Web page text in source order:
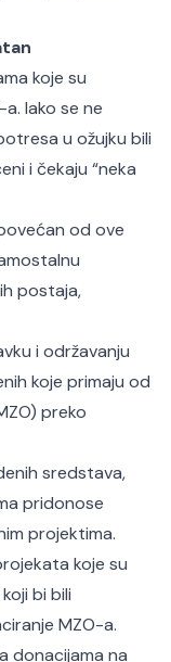
koje su
Iako se ne
u ožujku bili
i čekaju “neka
od ove
postaja,
i održavanju
koje primaju od
preko
sredstava,
pridonose
projektima.
koje su
bi bili
MZO-a.
donacijama na